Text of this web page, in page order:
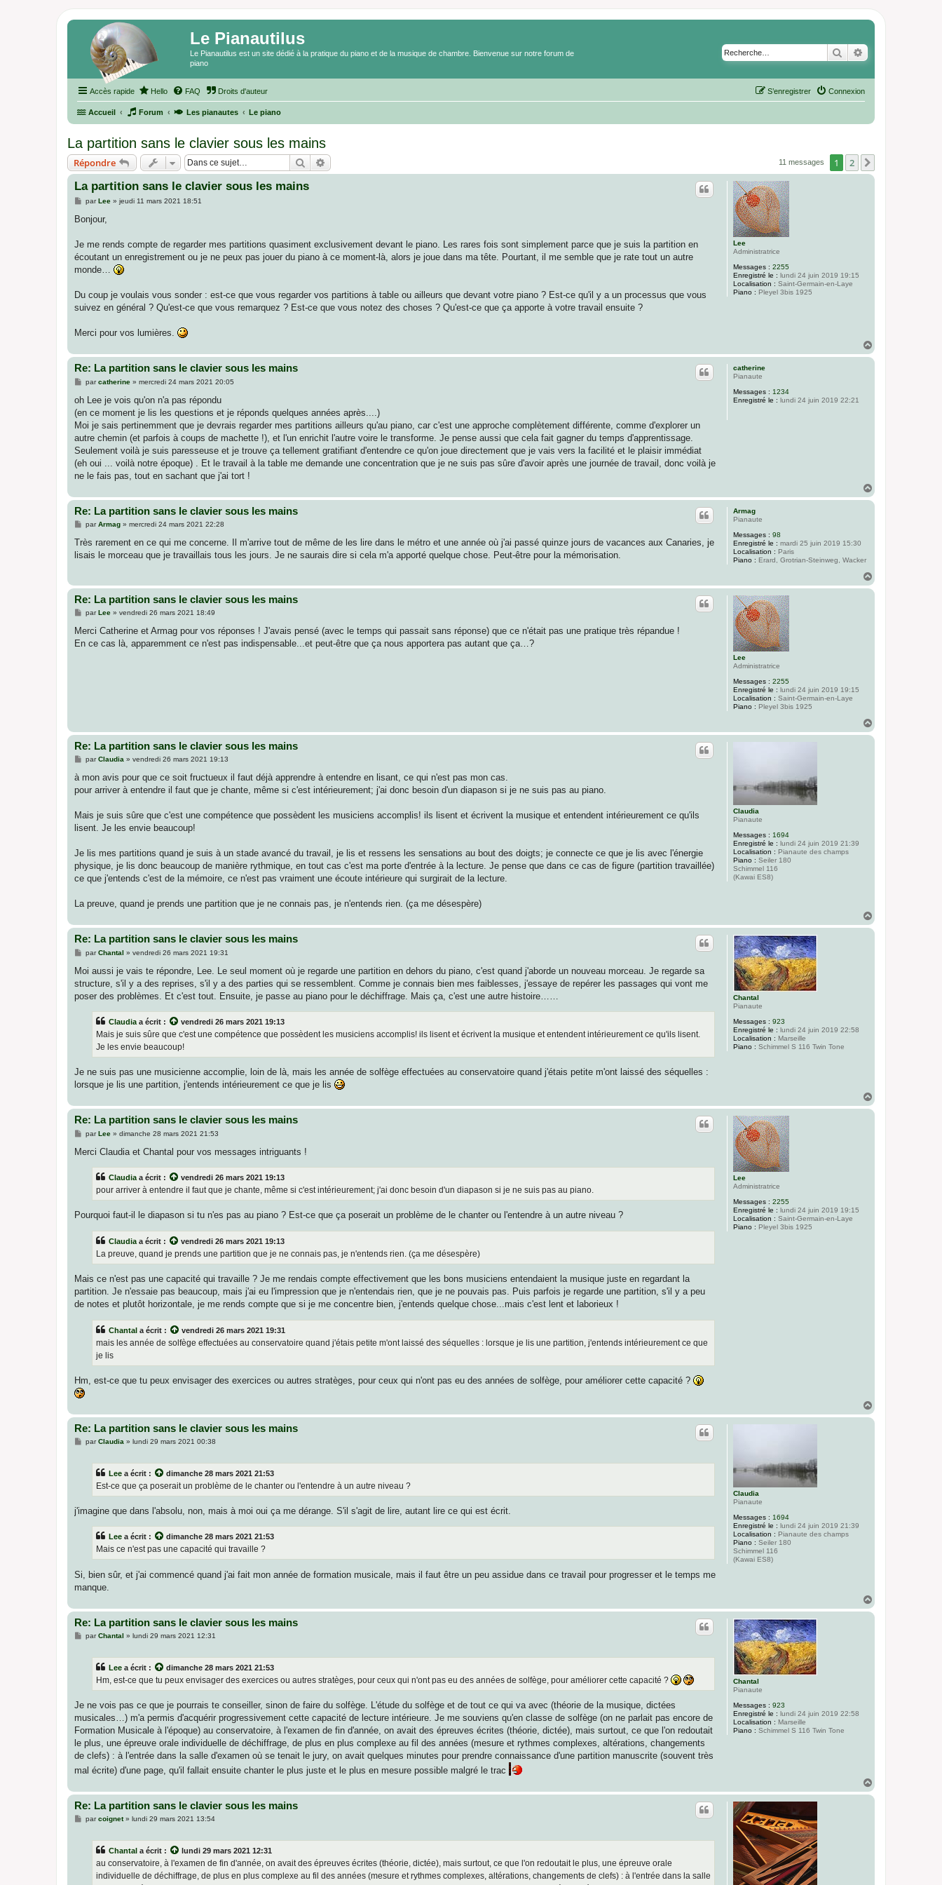
Le Pianautilus
Le Pianautilus est un site dédié à la pratique du piano et de la musique de chambre. Bienvenue sur notre forum de
piano
RechercherRecherche
Accès rapide Hello FAQ Droits d'auteur Connexion
S’enregistrer
Accueil Forum Les pianautes Le piano
La partition sans le clavier sous les mains
Répondre Rechercher 11 messages 1 2
Lee
Administratrice
Messages : 2255
Enregistré le : lundi 24 juin 2019 19:15
Localisation : Saint-Germain-en-Laye
Piano : Pleyel 3bis 1925
La partition sans le clavier sous les mains
M
s
g
parLee» jeudi 11 mars 2021 18:51
Bonjour,
Je me rends compte de regarder mes partitions quasiment exclusivement devant le piano. Les rares fois sont simplement parce que je suis la partition en
écoutant un enregistrement ou je ne peux pas jouer du piano à ce moment-là, alors je joue dans ma tête. Pourtant, il me semble que je rate tout un autre
monde…
Du coup je voulais vous sonder : est-ce que vous regarder vos partitions à table ou ailleurs que devant votre piano ? Est-ce qu'il y a un processus que vous
suivez en général ? Qu'est-ce que vous remarquez ? Est-ce que vous notez des choses ? Qu'est-ce que ça apporte à votre travail ensuite ?
Merci pour vos lumières.
u
catherine
Pianaute
Messages : 1234
Enregistré le : lundi 24 juin 2019 22:21
Re: La partition sans le clavier sous les mains
M
s
a
g
parcatherine» mercredi 24 mars 2021 20:05
oh Lee je vois qu'on n'a pas répondu
(en ce moment je lis les questions et je réponds quelques années après....)
Moi je sais pertinemment que je devrais regarder mes partitions ailleurs qu'au piano, car c'est une approche complètement différente, comme d'explorer un
autre chemin (et parfois à coups de machette !), et l'un enrichit l'autre voire le transforme. Je pense aussi que cela fait gagner du temps d'apprentissage.
Seulement voilà je suis paresseuse et je trouve ça tellement gratifiant d'entendre ce qu'on joue directement que je vais vers la facilité et le plaisir immédiat
(eh oui ... voilà notre époque) . Et le travail à la table me demande une concentration que je ne suis pas sûre d'avoir après une journée de travail, donc voilà je
ne le fais pas, tout en sachant que j'ai tort !
u
Armag
Pianaute
Messages : 98
Enregistré le : mardi 25 juin 2019 15:30
Localisation : Paris
Piano : Erard, Grotrian-Steinweg, Wacker
Re: La partition sans le clavier sous les mains
M
s
a
parArmag» mercredi 24 mars 2021 22:28
Très rarement en ce qui me concerne. Il m'arrive tout de même de les lire dans le métro et une année où j'ai passé quinze jours de vacances aux Canaries, je
lisais le morceau que je travaillais tous les jours. Je ne saurais dire si cela m'a apporté quelque chose. Peut-être pour la mémorisation.
u
Lee
Administratrice
Messages : 2255
Enregistré le : lundi 24 juin 2019 19:15
Localisation : Saint-Germain-en-Laye
Piano : Pleyel 3bis 1925
Re: La partition sans le clavier sous les mains
M
s
a
parLee» vendredi 26 mars 2021 18:49
Merci Catherine et Armag pour vos réponses ! J'avais pensé (avec le temps qui passait sans réponse) que ce n'était pas une pratique très répandue !
En ce cas là, apparemment ce n'est pas indispensable...et peut-être que ça nous apportera pas autant que ça…?
u
Claudia
Pianaute
Messages : 1694
Enregistré le : lundi 24 juin 2019 21:39
Localisation : Pianaute des champs
Piano : Seiler 180
Schimmel 116
(Kawai ES8)
Re: La partition sans le clavier sous les mains
M
s
a
parClaudia » vendredi 26 mars 2021 19:13
à mon avis pour que ce soit fructueux il faut déjà apprendre à entendre en lisant, ce qui n'est pas mon cas.
pour arriver à entendre il faut que je chante, même si c'est intérieurement; j'ai donc besoin d'un diapason si je ne suis pas au piano.
Mais je suis sûre que c'est une compétence que possèdent les musiciens accomplis! ils lisent et écrivent la musique et entendent intérieurement ce qu'ils
lisent. Je les envie beaucoup!
Je lis mes partitions quand je suis à un stade avancé du travail, je lis et ressens les sensations au bout des doigts; je connecte ce que je lis avec l'énergie
physique, je lis donc beaucoup de manière rythmique, en tout cas c'est ma porte d'entrée à la lecture. Je pense que dans ce cas de figure (partition travaillée)
ce que j'entends c'est de la mémoire, ce n'est pas vraiment une écoute intérieure qui surgirait de la lecture.
La preuve, quand je prends une partition que je ne connais pas, je n'entends rien. (ça me désespère)
u
Chantal
Pianaute
Messages : 923
Enregistré le : lundi 24 juin 2019 22:58
Localisation : Marseille
Piano : Schimmel S 116 Twin Tone
Re: La partition sans le clavier sous les mains
M
s
a
g
parChantal » vendredi 26 mars 2021 19:31
Moi aussi je vais te répondre, Lee. Le seul moment où je regarde une partition en dehors du piano, c'est quand j'aborde un nouveau morceau. Je regarde sa
structure, s'il y a des reprises, s'il y a des parties qui se ressemblent. Comme je connais bien mes faiblesses, j'essaye de repérer les passages qui vont me
poser des problèmes. Et c'est tout. Ensuite, je passe au piano pour le déchiffrage. Mais ça, c'est une autre histoire……
Claudia a écrit : vendredi 26 mars 2021 19:13
Mais je suis sûre que c'est une compétence que possèdent les musiciens accomplis! ils lisent et écrivent la musique et entendent intérieurement ce qu'ils lisent.
Je les envie beaucoup!
Je ne suis pas une musicienne accomplie, loin de là, mais les année de solfège effectuées au conservatoire quand j'étais petite m'ont laissé des séquelles :
lorsque je lis une partition, j'entends intérieurement ce que je lis
u
Lee
Administratrice
Messages : 2255
Enregistré le : lundi 24 juin 2019 19:15
Localisation : Saint-Germain-en-Laye
Piano : Pleyel 3bis 1925
Re: La partition sans le clavier sous les mains
M
s
parLee» dimanche 28 mars 2021 21:53
Merci Claudia et Chantal pour vos messages intriguants !
Claudia a écrit : vendredi 26 mars 2021 19:13
pour arriver à entendre il faut que je chante, même si c'est intérieurement; j'ai donc besoin d'un diapason si je ne suis pas au piano.
Pourquoi faut-il le diapason si tu n'es pas au piano ? Est-ce que ça poserait un problème de le chanter ou l'entendre à un autre niveau ?
Claudia a écrit : vendredi 26 mars 2021 19:13
La preuve, quand je prends une partition que je ne connais pas, je n'entends rien. (ça me désespère)
Mais ce n'est pas une capacité qui travaille ? Je me rendais compte effectivement que les bons musiciens entendaient la musique juste en regardant la
partition. Je n'essaie pas beaucoup, mais j'ai eu l'impression que je n'entendais rien, que je ne pouvais pas. Puis parfois je regarde une partition, s'il y a peu
de notes et plutôt horizontale, je me rends compte que si je me concentre bien, j'entends quelque chose...mais c'est lent et laborieux !
Chantal a écrit : vendredi 26 mars 2021 19:31
mais les année de solfège effectuées au conservatoire quand j'étais petite m'ont laissé des séquelles : lorsque je lis une partition, j'entends intérieurement ce que
je lis
Hm, est-ce que tu peux envisager des exercices ou autres stratèges, pour ceux qui n'ont pas eu des années de solfège, pour améliorer cette capacité ?
u
Claudia
Pianaute
Messages : 1694
Enregistré le : lundi 24 juin 2019 21:39
Localisation : Pianaute des champs
Piano : Seiler 180
Schimmel 116
(Kawai ES8)
Re: La partition sans le clavier sous les mains
MparClaudia» lundi 29 mars 2021 00:38
Lee a écrit : dimanche 28 mars 2021 21:53
Est-ce que ça poserait un problème de le chanter ou l'entendre à un autre niveau ?
j'imagine que dans l'absolu, non, mais à moi oui ça me dérange. S'il s'agit de lire, autant lire ce qui est écrit.
Lee a écrit : dimanche 28 mars 2021 21:53
Mais ce n'est pas une capacité qui travaille ?
Si, bien sûr, et j'ai commencé quand j'ai fait mon année de formation musicale, mais il faut être un peu assidue dans ce travail pour progresser et le temps me
manque.
u
Chantal
Pianaute
Messages : 923
Enregistré le : lundi 24 juin 2019 22:58
Localisation : Marseille
Piano : Schimmel S 116 Twin Tone
Re: La partition sans le clavier sous les mains
MparChantal » lundi 29 mars 2021 12:31
Lee a écrit : dimanche 28 mars 2021 21:53
Hm, est-ce que tu peux envisager des exercices ou autres stratèges, pour ceux qui n'ont pas eu des années de solfège, pour améliorer cette capacité ?
Je ne vois pas ce que je pourrais te conseiller, sinon de faire du solfège. L'étude du solfège et de tout ce qui va avec (théorie de la musique, dictées
musicales…) m'a permis d'acquérir progressivement cette capacité de lecture intérieure. Je me souviens qu'en classe de solfège (on ne parlait pas encore de
Formation Musicale à l'époque) au conservatoire, à l'examen de fin d'année, on avait des épreuves écrites (théorie, dictée), mais surtout, ce que l'on redoutait
le plus, une épreuve orale individuelle de déchiffrage, de plus en plus complexe au fil des années (mesure et rythmes complexes, altérations, changements
de clefs) : à l'entrée dans la salle d'examen où se tenait le jury, on avait quelques minutes pour prendre connaissance d'une partition manuscrite (souvent très
mal écrite) d'une page, qu'il fallait ensuite chanter le plus juste et le plus en mesure possible malgré le trac
u
Re: La partition sans le clavier sous les mains
Mparcoignet» lundi 29 mars 2021 13:54
Chantal a écrit : lundi 29 mars 2021 12:31
au conservatoire, à l'examen de fin d'année, on avait des épreuves écrites (théorie, dictée), mais surtout, ce que l'on redoutait le plus, une épreuve orale
individuelle de déchiffrage, de plus en plus complexe au fil des années (mesure et rythmes complexes, altérations, changements de clefs) : à l'entrée dans la salle